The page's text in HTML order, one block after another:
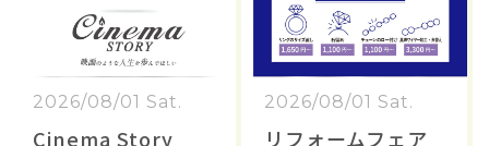
2026/08/01 Sat.
Cinema Story
2026/08/01 Sat.
リフォームフェア